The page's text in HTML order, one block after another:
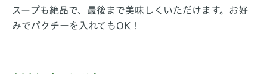
スープも絶品で、最後まで美味しくいただけます。お好
みでパクチーを入れてもOK！